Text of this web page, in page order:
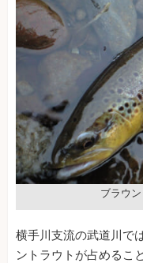
ブラウ
横手川支流の武道川で
ントラウトが占めるこ